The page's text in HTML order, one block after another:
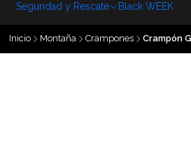
Seguridad y Rescate Black WEEK
Inicio Montaña Crampones Crampón